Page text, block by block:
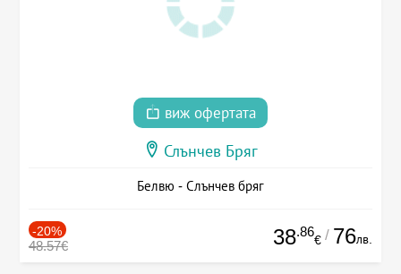
виж офертата
Слънчев Бряг
Белвю - Слънчев бряг
-20%
48.57€ 38.86
€ / 76лв.